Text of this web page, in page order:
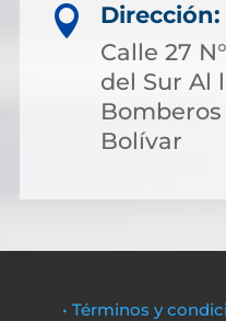

Dirección:
Calle 27
del Sur Al
Bolívar
• Términos y